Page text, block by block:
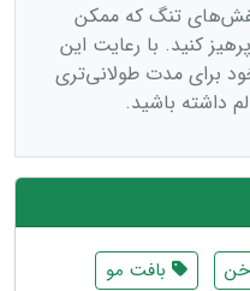
تنگ که ممکن
کنید. با رعایت این
برای مدت طولانی‌تری
داشته باشید.
بافت مو